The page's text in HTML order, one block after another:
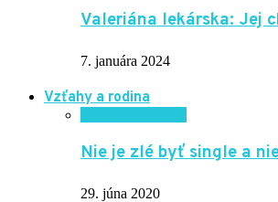
Valeriána lekárska: Jej
7. januára 2024
Vzťahy a rodina
Nie je zlé byť single a
29. júna 2020